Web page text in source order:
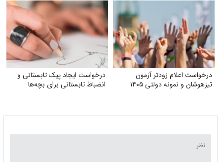
درخواست اعلام زودتر آزمون
تیزهوشان و نمونه دولتی ۱۴۰۵
درخواست ایجاد پیک تابستانی و
انضباط تابستانی برای بچه‌ها